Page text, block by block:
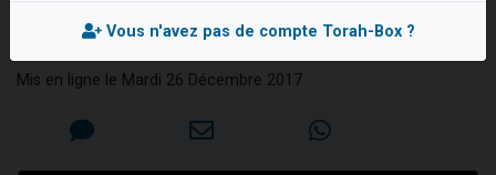
Ariel vient de donner son Maasser
Il reste 49 places pour étudier en groupe sur Zoom
Yossef NABETH
Mis en ligne le Mardi 26 Décembre 2017
Vous n'avez pas de compte Torah-Box ?